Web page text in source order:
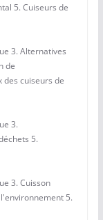
5. Cuiseurs de
3. Alternatives
de
cuiseurs de
3.
5.
3. Cuisson
5.